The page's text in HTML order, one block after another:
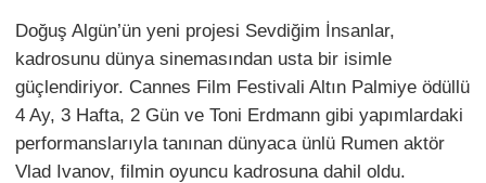
Doğuş Algün’ün yeni projesi Sevdiğim İnsanlar,
kadrosunu dünya sinemasından usta bir isimle
güçlendiriyor. Cannes Film Festivali Altın Palmiye ödüllü
4 Ay, 3 Hafta, 2 Gün ve Toni Erdmann gibi yapımlardaki
performanslarıyla tanınan dünyaca ünlü Rumen aktör
Vlad Ivanov, filmin oyuncu kadrosuna dahil oldu.